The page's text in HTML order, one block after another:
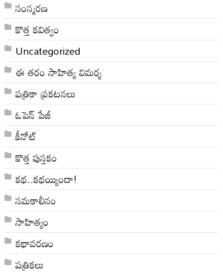
సంస్మరణ
కొత్త కవిత్వం
Uncategorized
ఈ తరం సాహిత్య విమర్శ
పత్రికా ప్రకటనలు
ఓపెన్ పేజీ
కీనోట్
కొత్త పుస్తకం
కథ..కథయ్యిందా!
సమకాలీనం
సాహిత్యం
కథావరణం
పత్రికలు